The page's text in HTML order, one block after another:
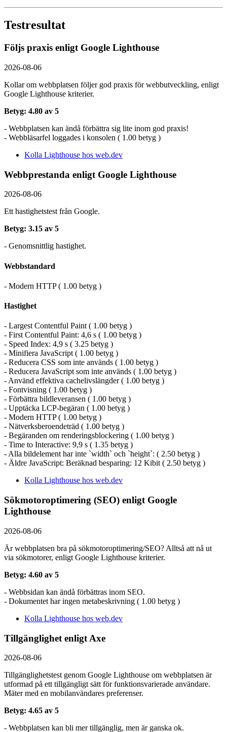
Testresultat
Följs praxis enligt Google Lighthouse
2026-08-06
Kollar om webbplatsen följer god praxis för webbutveckling, enligt
Google Lighthouse kriterier.
Betyg: 4.80 av 5
- Webbplatsen kan ändå förbättra sig lite inom god praxis!
- Webbläsarfel loggades i konsolen ( 1.00 betyg )
Kolla Lighthouse hos web.dev
Webbprestanda enligt Google Lighthouse
2026-08-06
Ett hastighetstest från Google.
Betyg: 3.15 av 5
- Genomsnittlig hastighet.
Webbstandard
- Modern HTTP ( 1.00 betyg )
Hastighet
- Largest Contentful Paint ( 1.00 betyg )
- First Contentful Paint: 4,6 s ( 1.00 betyg )
- Speed Index: 4,9 s ( 3.25 betyg )
- Minifiera JavaScript ( 1.00 betyg )
- Reducera CSS som inte används ( 1.00 betyg )
- Reducera JavaScript som inte används ( 1.00 betyg )
- Använd effektiva cachelivslängder ( 1.00 betyg )
- Fontvisning ( 1.00 betyg )
- Förbättra bildleveransen ( 1.00 betyg )
- Upptäcka LCP-begäran ( 1.00 betyg )
- Modern HTTP ( 1.00 betyg )
- Nätverksberoendeträd ( 1.00 betyg )
- Begäranden om renderingsblockering ( 1.00 betyg )
- Time to Interactive: 9,9 s ( 1.35 betyg )
- Alla bildelement har inte `width` och `height`: ( 2.50 betyg )
- Äldre JavaScript: Beräknad besparing: 12 Kibit ( 2.50 betyg )
Kolla Lighthouse hos web.dev
Sökmotoroptimering (SEO) enligt Google
Lighthouse
2026-08-06
Är webbplatsen bra på sökmotoroptimering/SEO? Alltså att nå ut
via sökmotorer, enligt Google Lighthouse kriterier.
Betyg: 4.60 av 5
- Webbsidan kan ändå förbättras inom SEO.
- Dokumentet har ingen metabeskrivning ( 1.00 betyg )
Kolla Lighthouse hos web.dev
Tillgänglighet enligt Axe
2026-08-06
Tillgänglighetstest genom Google Lighthouse om webbplatsen är
utformad på ett tillgängligt sätt för funktionsvarierade användare.
Mäter med en mobil­användares preferenser.
Betyg: 4.65 av 5
- Webbplatsen kan bli mer tillgänglig, men är ganska ok.